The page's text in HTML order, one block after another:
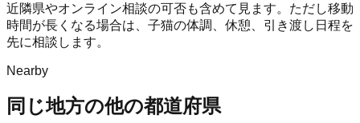
近隣県やオンライン相談の可否も含めて見ます。ただし移動
時間が長くなる場合は、子猫の体調、休憩、引き渡し日程を
先に相談します。
Nearby
同じ地方の他の都道府県